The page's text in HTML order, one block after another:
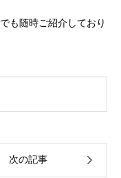
でも随時ご紹介しており
次の記事